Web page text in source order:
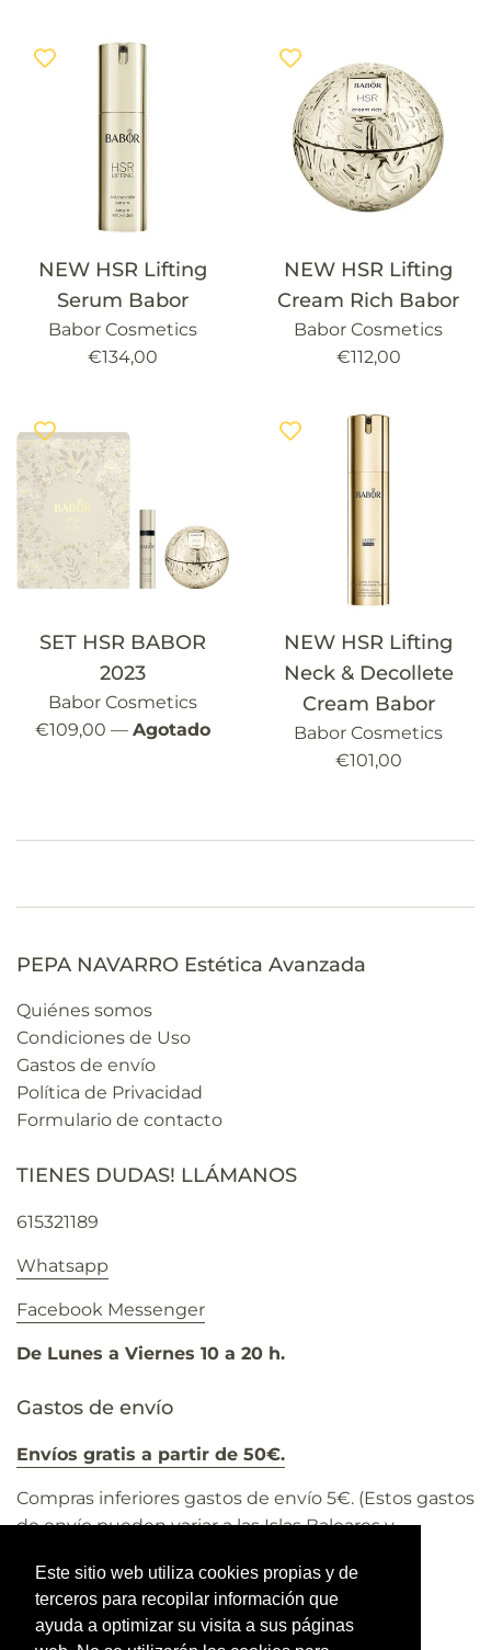
Este sitio web utiliza cookies propias y de
terceros para recopilar información que
ayuda a optimizar su visita a sus páginas
NEW HSR Lifting
Serum Babor
Babor Cosmetics
Precio
€134,00
NEW HSR Lifting
Cream Rich Babor
Babor Cosmetics
Precio
€112,00
SET HSR BABOR
2023
Babor Cosmetics
Precio
€109,00 — Agotado
NEW HSR Lifting
Neck & Decollete
Cream Babor
Babor Cosmetics
Precio
€101,00
PEPA NAVARRO Estética Avanzada
Quiénes somos
Condiciones de Uso
Gastos de envío
Política de Privacidad
Formulario de contacto
TIENES DUDAS! LLÁMANOS
615321189
Whatsapp
Facebook Messenger
De Lunes a Viernes 10 a 20 h.
Gastos de envío
Envíos gratis a partir de 50€.
Compras inferiores gastos de envío 5€. (Estos gastos
de envío pueden variar a las Islas Baleares y
Todos los precios incluyen el 21% IVA